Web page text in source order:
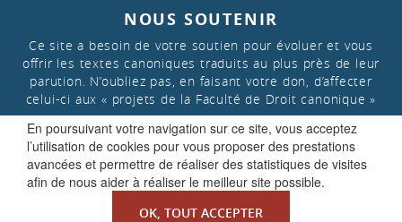
En poursuivant votre navigation sur ce site, vous acceptez
l’utilisation de cookies pour vous proposer des prestations
avancées et permettre de réaliser des statistiques de visites
afin de nous aider à réaliser le meilleur site possible.
OK, TOUT ACCEPTER
NOUS SOUTENIR
Ce site a besoin de votre soutien pour évoluer et vous
offrir les textes canoniques traduits au plus près de leur
parution. N’oubliez pas, en faisant votre don, d’affecter
celui-ci aux « projets de la Faculté de Droit canonique »
FAIRE UN DON